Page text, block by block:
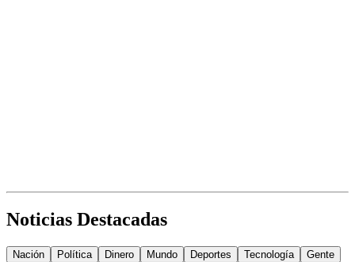
Noticias Destacadas
Nación Política Dinero Mundo Deportes Tecnología Gente